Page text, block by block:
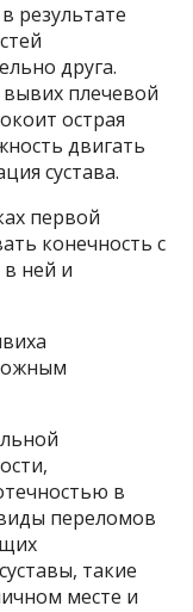
результате
друга.
плечевой
острая
двигать
сустава.
первой
конечность с
ней и
в
переломов
такие
месте и